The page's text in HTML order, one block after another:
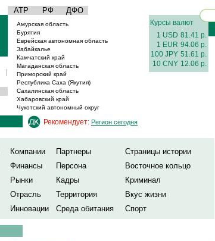
АТР РФ ДФО
|
Амурская область
Бурятия
Еврейская автономная область
Забайкалье
Камчатский край
Магаданская область
Приморский край
Республика Саха (Якутия)
Сахалинская область
Хабаровский край
Чукотский автономный округ
Курсы валют
1 USD 81.41 р.
1 EUR 94.06 р.
100 JPY 51.61 р.
10 CNY 12.06 р.
Рекомендует: Регион сегодня
Компании Партнеры
Страницы истории
Финансы Персона
Восточное кольцо
Рынки Кадры
Криминал
Отрасль Территория
Вкус жизни
Инновации Среда обитания Спорт